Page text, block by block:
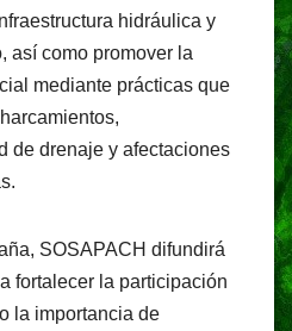
hidráulica y
así como promover la
mediante prácticas que
de drenaje y afectaciones
SOSAPACH difundirá
fortalecer la participación
la importancia de